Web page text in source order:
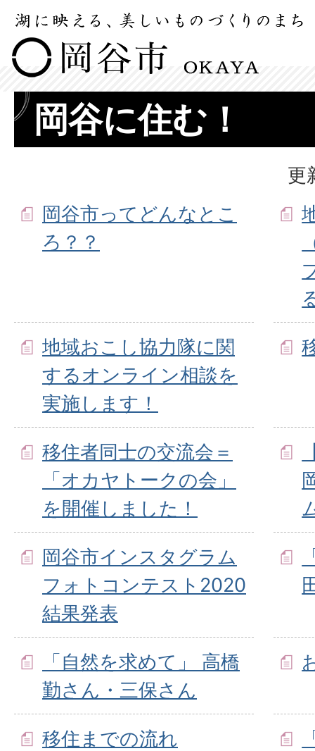
岡谷に住む！
更
岡谷市ってどんなとこ
ろ？？
地域おこし協力隊に関
するオンライン相談を
実施します！
移住者同士の交流会＝
「オカヤトークの会」
を開催しました！
岡谷市インスタグラム
フォトコンテスト2020
結果発表
「自然を求めて」 高橋
勤さん・三保さん
移住までの流れ